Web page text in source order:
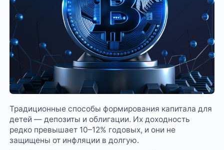
Традиционные способы формирования капитала для
детей — депозиты и облигации. Их доходность
редко превышает 10–12% годовых, и они не
защищены от инфляции в долгую.